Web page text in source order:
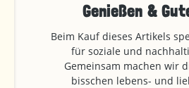
Genießen &
Beim Kauf dieses Artikels
für soziale und
Gemeinsam machen wir
bisschen lebens- und